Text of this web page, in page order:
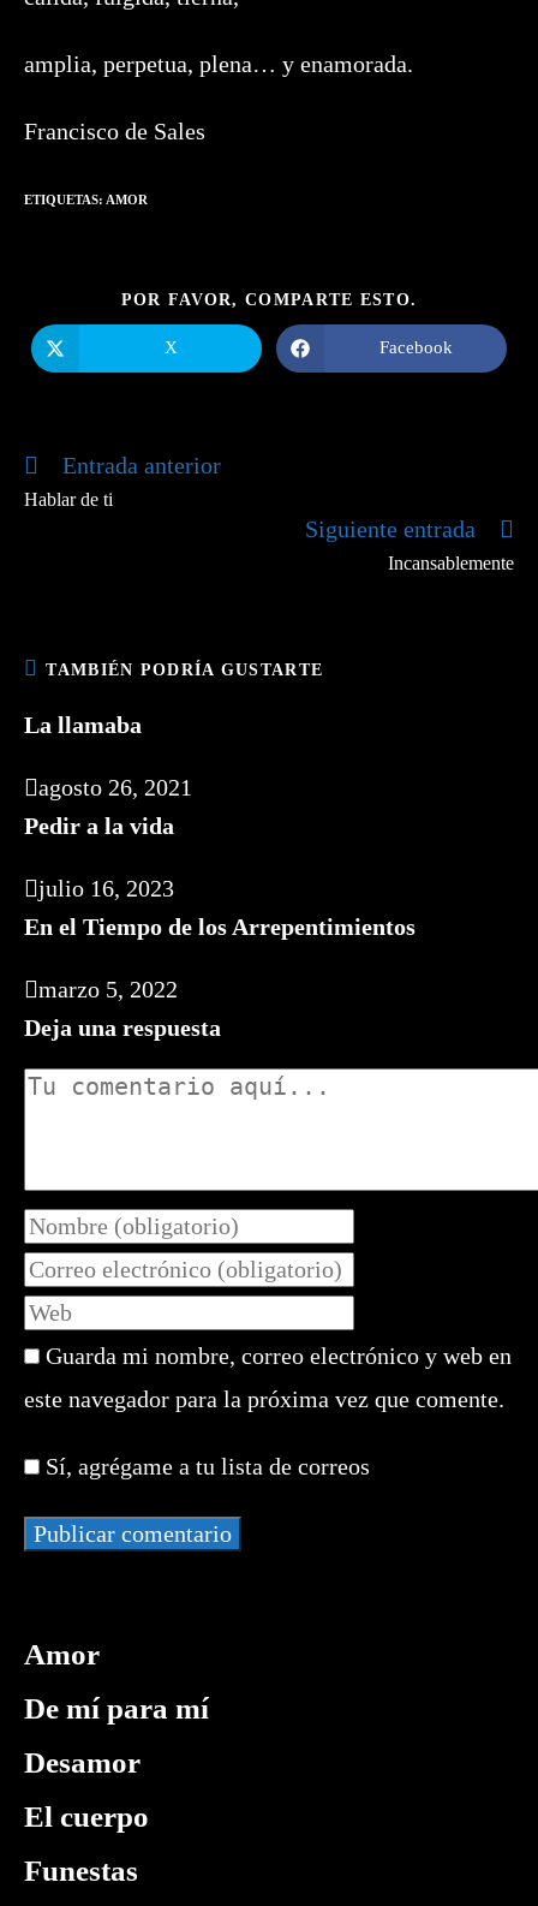
amplia, perpetua, plena… y enamorada.
Francisco de Sales
ETIQUETAS: AMOR
POR FAVOR, COMPARTE ESTO.
CONTENIDO
abre
X
Se
abre
Facebook
Leer
artículos
Entrada anterior
Hablar de ti
Siguiente entrada
Incansablemente
TAMBIÉN PODRÍA GUSTARTE
La llamaba
agosto 26, 2021
Pedir a la vida
julio 16, 2023
En el Tiempo de los Arrepentimientos
marzo 5, 2022
Deja una respuesta
Comentario
Introduce
tu
nombre
o
de
usuario
comentar
Introduce
tu
dirección
de
electrónico
comentar
Introduce
la
URL
de
(opcional)
Guarda mi nombre, correo electrónico y web en
este navegador para la próxima vez que comente.
Sí, agrégame a tu lista de correos
Amor
De mí para mí
Desamor
El cuerpo
Funestas